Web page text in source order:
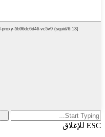
ESC للإغلاق